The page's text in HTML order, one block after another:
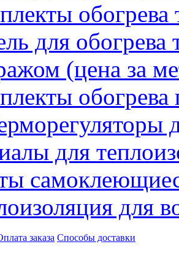
обогрева
для обогрева
(цена за
обогрева
для
для
заказа Способы доставки